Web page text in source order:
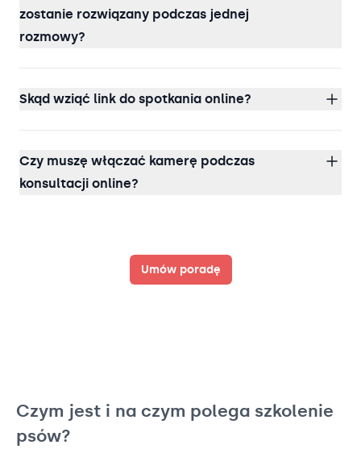
zostanie rozwiązany podczas jednej
rozmowy?
Skąd wziąć link do spotkania online?
Czy muszę włączać kamerę podczas
konsultacji online?
Umów poradę
Czym jest i na czym polega szkolenie
psów?